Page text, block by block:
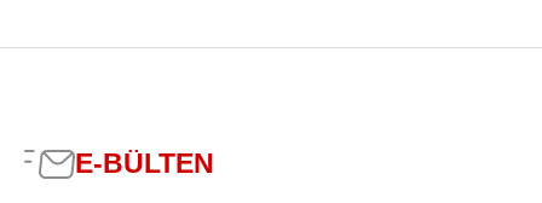
E-BÜLTEN